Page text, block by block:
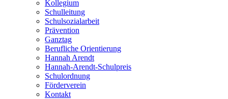
Kollegium
Schulleitung
Schulsozialarbeit
Prävention
Ganztag
Berufliche Orientierung
Hannah Arendt
Hannah-Arendt-Schulpreis
Schulordnung
Förderverein
Kontakt